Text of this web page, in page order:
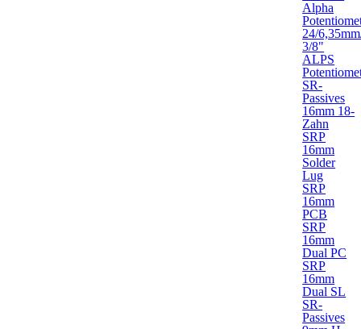
Alpha
24/
3/8"
ALPS
SR-
Passives
16mm 18-
Zahn
SRP
16mm
Solder
Lug
SRP
16mm
PCB
SRP
16mm
Dual PC
SRP
16mm
Dual SL
SR-
Passives